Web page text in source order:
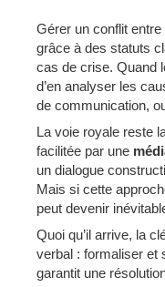
Gérer un conflit
grâce à des statuts
cas de crise. Quand
d’en analyser les
de communication,
La voie royale reste
facilitée par une
un dialogue
Mais si cette
peut devenir
Quoi qu’il arrive, la
verbal : formaliser et
garantit une